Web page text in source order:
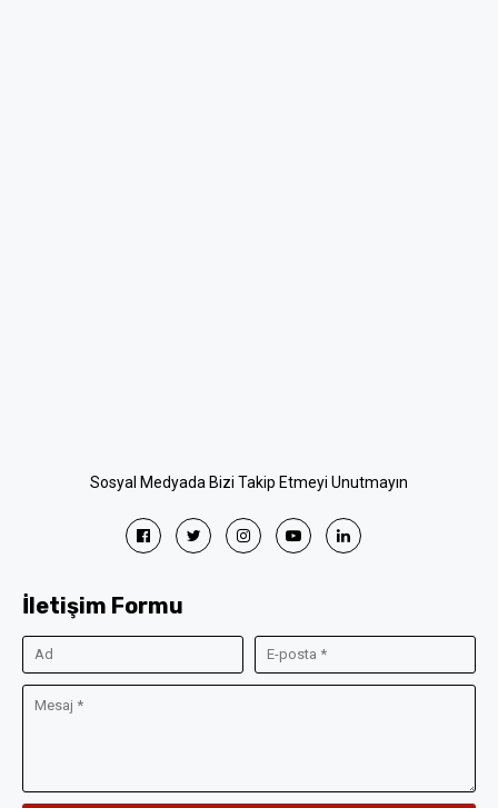
Sosyal Medyada Bizi Takip Etmeyi Unutmayın
İletişim Formu